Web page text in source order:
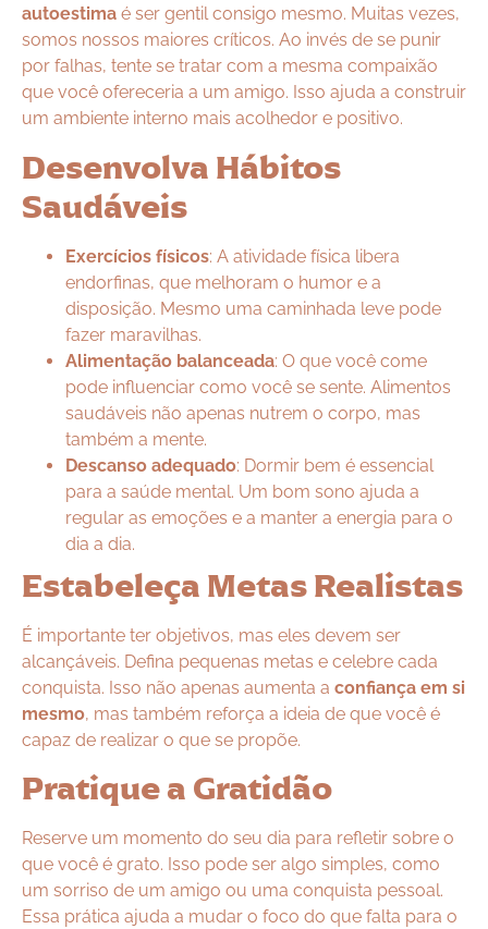
autoestima é ser gentil consigo mesmo. Muitas vezes,
somos nossos maiores críticos. Ao invés de se punir
por falhas, tente se tratar com a mesma compaixão
que você ofereceria a um amigo. Isso ajuda a construir
um ambiente interno mais acolhedor e positivo.
Desenvolva Hábitos
Saudáveis
Exercícios físicos: A atividade física libera
endorfinas, que melhoram o humor e a
disposição. Mesmo uma caminhada leve pode
fazer maravilhas.
Alimentação balanceada: O que você come
pode influenciar como você se sente. Alimentos
saudáveis não apenas nutrem o corpo, mas
também a mente.
Descanso adequado: Dormir bem é essencial
para a saúde mental. Um bom sono ajuda a
regular as emoções e a manter a energia para o
dia a dia.
Estabeleça Metas Realistas
É importante ter objetivos, mas eles devem ser
alcançáveis. Defina pequenas metas e celebre cada
conquista. Isso não apenas aumenta a confiança em si
mesmo, mas também reforça a ideia de que você é
capaz de realizar o que se propõe.
Pratique a Gratidão
Reserve um momento do seu dia para refletir sobre o
que você é grato. Isso pode ser algo simples, como
um sorriso de um amigo ou uma conquista pessoal.
Essa prática ajuda a mudar o foco do que falta para o